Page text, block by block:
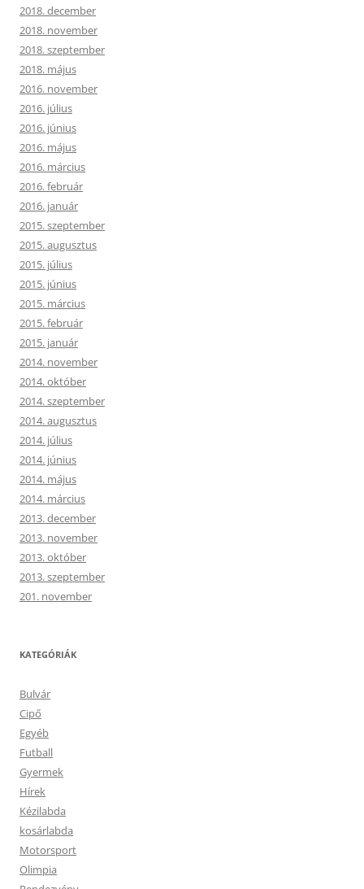
2018. december
2018. november
2018. szeptember
2018. május
2016. november
2016. július
2016. június
2016. május
2016. március
2016. február
2016. január
2015. szeptember
2015. augusztus
2015. július
2015. június
2015. március
2015. február
2015. január
2014. november
2014. október
2014. szeptember
2014. augusztus
2014. július
2014. június
2014. május
2014. március
2013. december
2013. november
2013. október
2013. szeptember
201. november
KATEGÓRIÁK
Bulvár
Cipő
Egyéb
Futball
Gyermek
Hírek
Kézilabda
kosárlabda
Motorsport
Olimpia